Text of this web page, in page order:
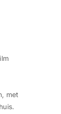
met